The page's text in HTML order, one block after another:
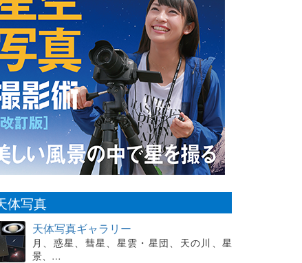
体写真
天体写真ギャラリー
月、惑星、彗星、星雲・星団、天の川、星
景、…